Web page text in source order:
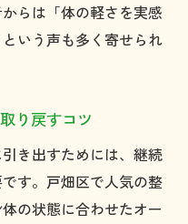
らは「体の軽さを実感
いう声も多く寄せられ
り戻すコツ
き出すためには、継続
す。戸畑区で人気の整
の状態に合わせたオー